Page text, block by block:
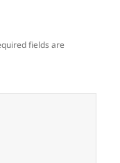
fields are